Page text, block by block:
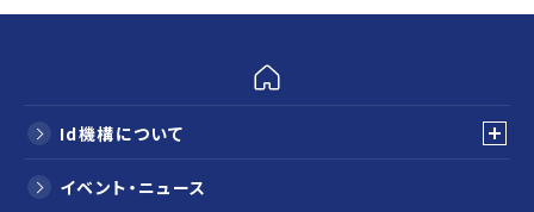
Id機構について
イベント・ニュース